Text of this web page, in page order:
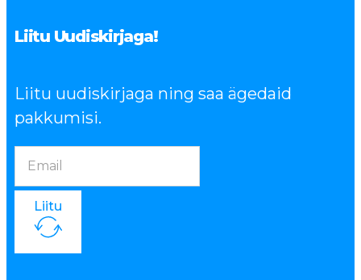
Liitu Uudiskirjaga!
Liitu uudiskirjaga ning saa ägedaid
pakkumisi.
Liitu